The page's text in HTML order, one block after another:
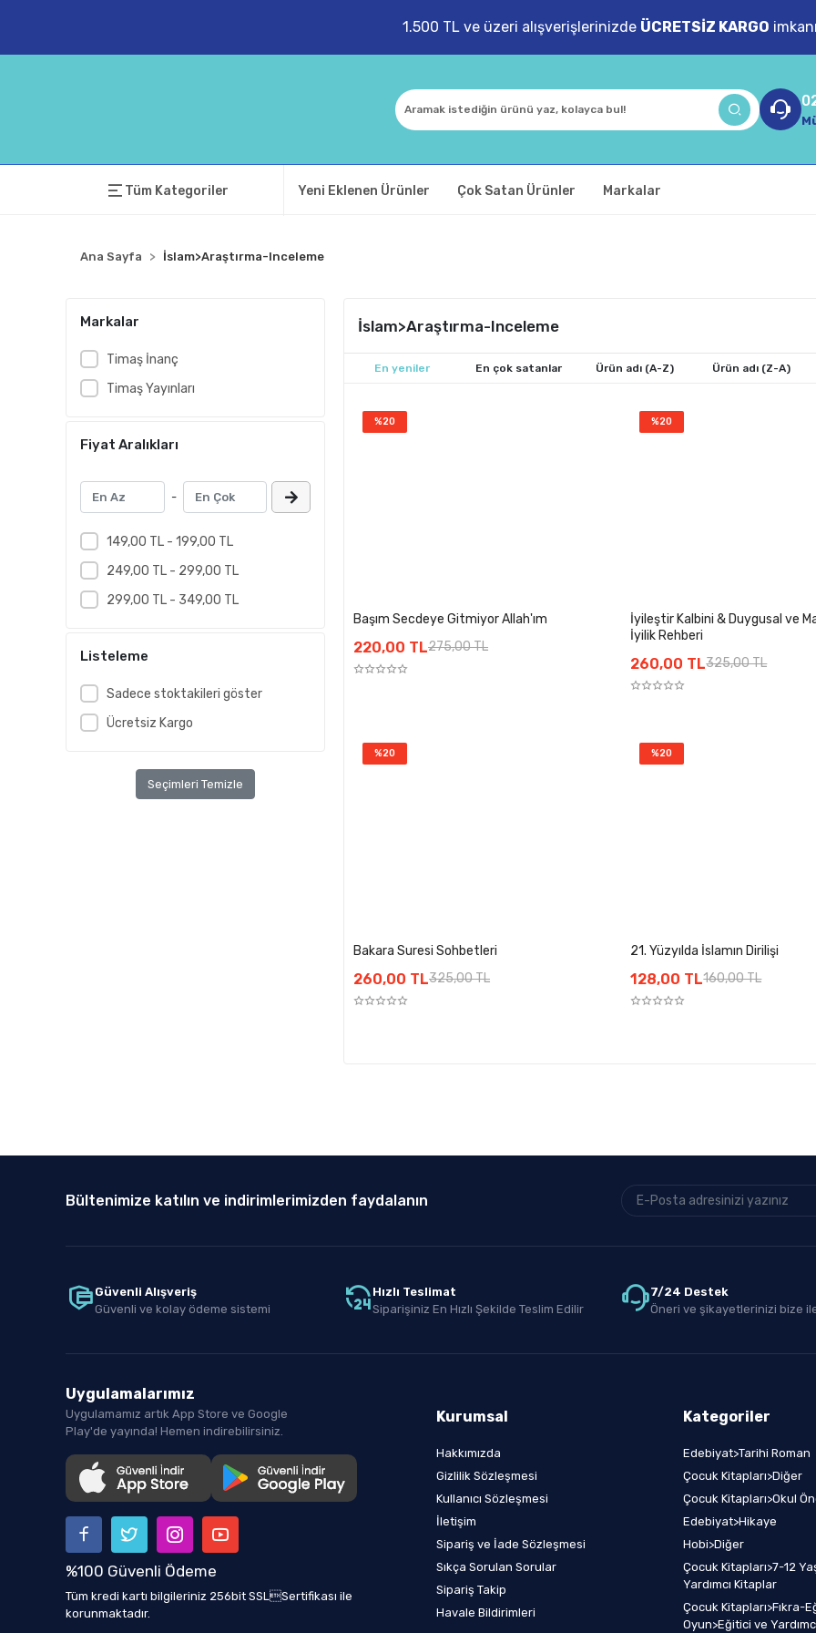
1.500 TL ve üzeri alışverişlerinizde ÜCRETSİZ KARGO
Tüm Kategoriler Yeni Eklenen Ürünler Çok Satan Ürünler Markalar
Ana Sayfa İslam>Araştırma-Inceleme
Markalar
Timaş İnanç
Timaş Yayınları
Fiyat Aralıkları
-
149,00 TL - 199,00 TL
249,00 TL - 299,00 TL
299,00 TL - 349,00 TL
Listeleme
Sadece stoktakileri göster
Ücretsiz Kargo
Seçimleri Temizle
İslam>Araştırma-Inceleme
En yeniler En çok satanlar Ürün adı (A-Z) Ürün adı (Z-A)
%20
Başım Secdeye Gitmiyor Allah'ım
220,00 TL275,00 TL
%20
İyileştir Kalbini & Duygusal ve
İyilik Rehberi
260,00 TL325,00 TL
%20
Bakara Suresi Sohbetleri
260,00 TL325,00 TL
%20
21. Yüzyılda İslamın Dirilişi
128,00 TL160,00 TL
Bültenimize katılın ve indirimlerimizden faydalanın
Güvenli Alışveriş
Güvenli ve kolay ödeme sistemi
Hızlı Teslimat
Siparişiniz En Hızlı Şekilde Teslim Edilir
7/24 Destek
Öneri ve şikayetlerinizi bize
Uygulamalarımız
Uygulamamız artık App Store ve Google
Play'de yayında! Hemen indirebilirsiniz.
%100 Güvenli Ödeme
Tüm kredi kartı bilgileriniz 256bit SSLSertifikası ile
korunmaktadır.
Kurumsal
Hakkımızda
Gizlilik Sözleşmesi
Kullanıcı Sözleşmesi
İletişim
Sipariş ve İade Sözleşmesi
Sıkça Sorulan Sorular
Sipariş Takip
Havale Bildirimleri
Kategoriler
Edebiyat>Tarihi Roman
Çocuk Kitapları>Diğer
Çocuk Kitapları>Okul
Edebiyat>Hikaye
Hobi>Diğer
Çocuk Kitapları>7-12
Yardımcı Kitaplar
Çocuk Kitapları>Fıkra-
Oyun>Eğitici ve